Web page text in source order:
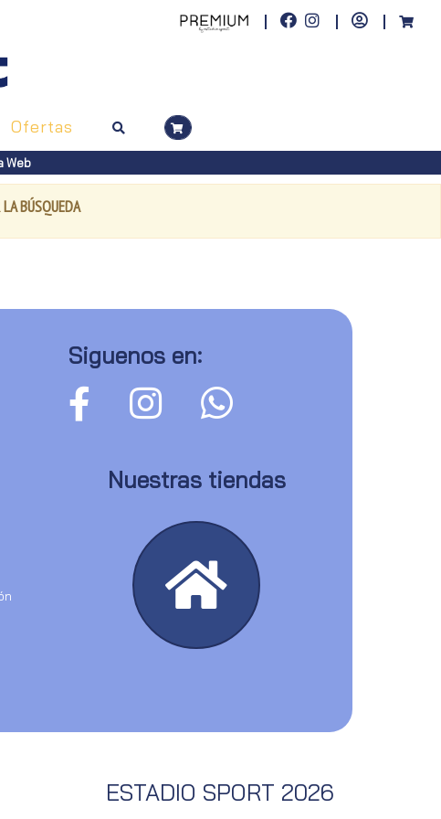
Ofertas
Web
BÚSQUEDA
Siguenos en:
Nuestras tiendas
ESTADIO SPORT 2026